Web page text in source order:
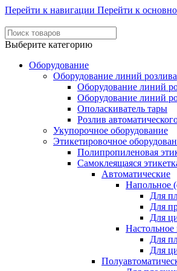
Перейти к навигации Перейти к
Выберите категорию
Оборудование
Оборудование линий розлива
Оборудование линий
Оборудование линий
Ополаскиватель тары
Розлив
Укупорочное оборудование
Этикетировочное
Полипропиленовая
Самоклеящаяся
Автоматические
Напольное
Для
Для
Для
Для
Для